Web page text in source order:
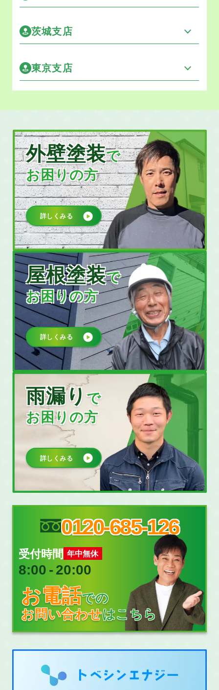
茨城支店
東京支店
外壁塗装で
お困りの方
詳しくみる
屋根塗装で
お困りの方
詳しくみる
雨漏りで
お困りの方
詳しくみる
0120-685-126
受付時間 年中無休
8:00 ‐20:00
お電話での
お問い合わせはこちら